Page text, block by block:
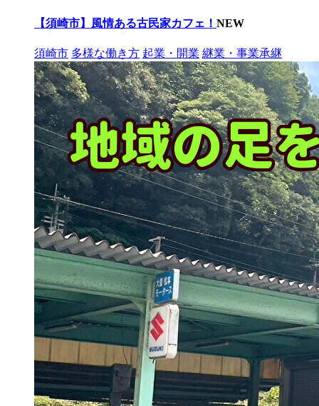
【須崎市】風情ある古民家カフェ！ NEW
須崎市 多様な働き方 起業・開業 継業・事業承継